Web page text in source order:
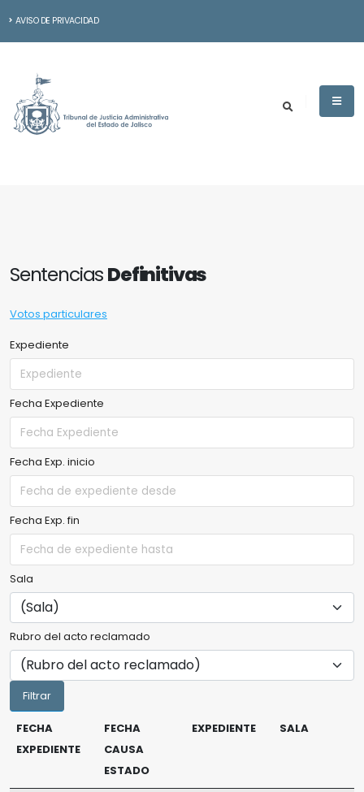
AVISO DE PRIVACIDAD
SentenciasDefinitivas
Votos particulares
Expediente
Fecha Expediente
Fecha Exp. inicio
Fecha Exp. fin
Sala
Rubro del acto reclamado
FECHA
EXPEDIENTE
FECHA
CAUSA
ESTADO
EXPEDIENTE SALA